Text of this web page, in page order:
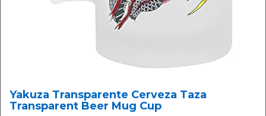
Yakuza Transparente Cerveza Taza
Transparent Beer Mug Cup